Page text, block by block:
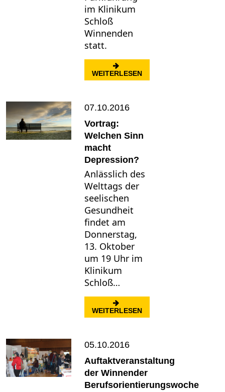
im Klinikum
Schloß
Winnenden
statt.
WEITERLESEN: PARKFÜHRUNG IM
07.10.2016
Vortrag:
Welchen Sinn
macht
Depression?
Anlässlich des
Welttags der
seelischen
Gesundheit
findet am
Donnerstag,
13. Oktober
um 19 Uhr im
Klinikum
Schloß…
WEITERLESEN: VORTRAG: WELCHEN
05.10.2016
Auftaktveranstaltung
der Winnender
Berufsorientierungswoche